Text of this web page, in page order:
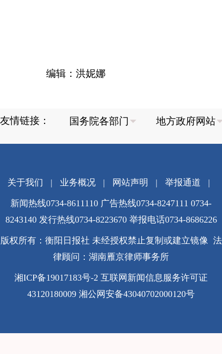
编辑：洪妮娜
友情链接：
关于我们 | 业务概况| 网站声明 | 举报通道 |
新闻热线0734-8611110 广告热线0734-8247111 0734-
8243140 发行热线0734-8223670 举报电话0734-8686226
版权所有：衡阳日报社 未经授权禁止复制或建立镜像 法
律顾问：湖南雁京律师事务所
湘ICP备19017183号-2 互联网新闻信息服务许可证
43120180009 湘公网安备43040702000120号